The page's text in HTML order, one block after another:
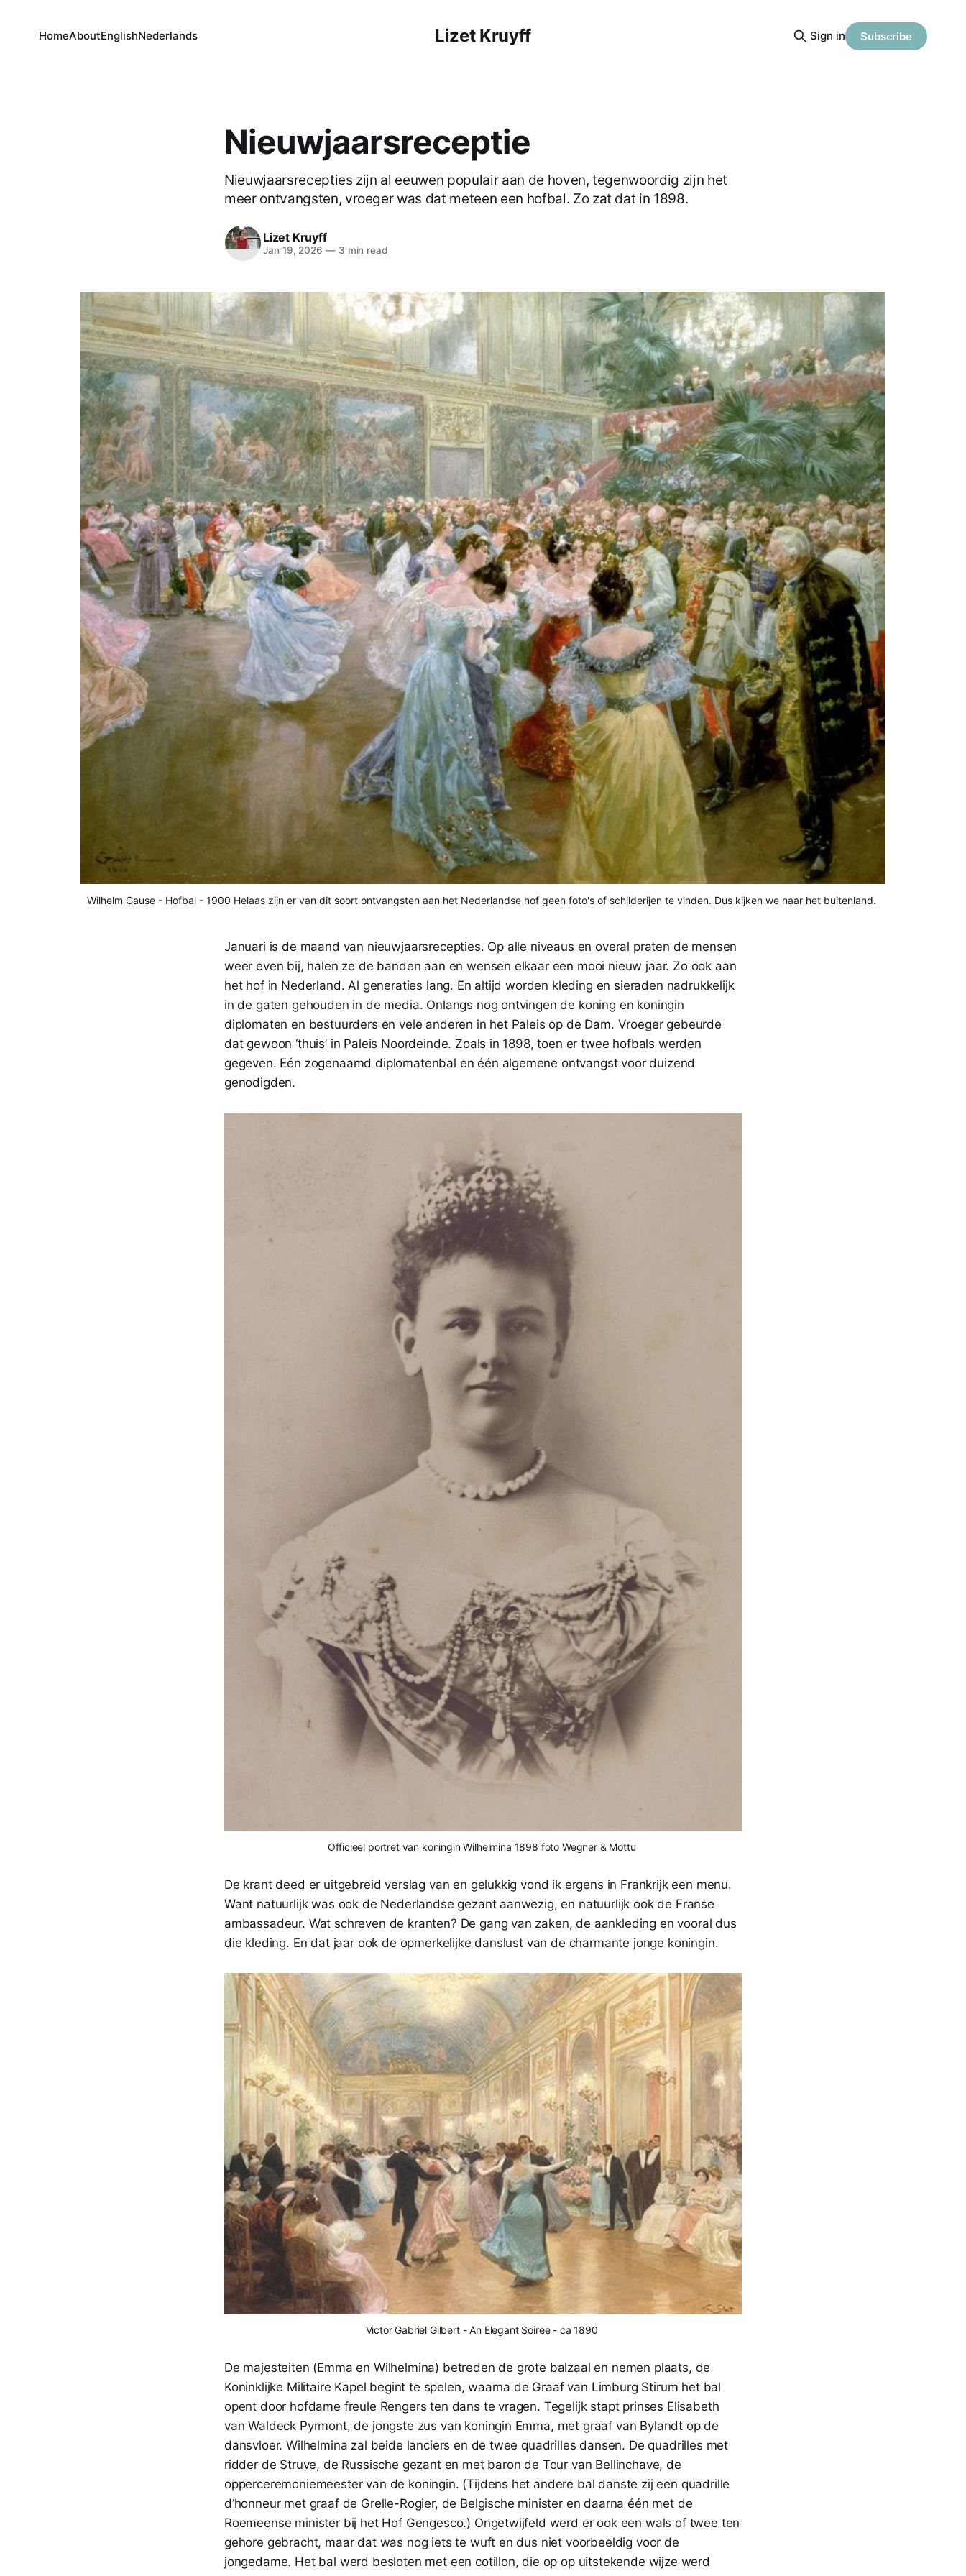
Lizet Kruyff
HomeAboutEnglishNederlands Sign in Subscribe
Nieuwjaarsreceptie
Nieuwjaarsrecepties zijn al eeuwen populair aan de hoven, tegenwoordig zijn het
meer ontvangsten, vroeger was dat meteen een hofbal. Zo zat dat in 1898.
Lizet Kruyff
Jan 19, 2026 —3 min read
Wilhelm Gause - Hofbal - 1900 Helaas zijn er van dit soort ontvangsten aan het Nederlandse hof geen foto's of schilderijen te vinden. Dus kijken we naar het buitenland.
Januari is de maand van nieuwjaarsrecepties. Op alle niveaus en overal praten de mensen
weer even bij, halen ze de banden aan en wensen elkaar een mooi nieuw jaar. Zo ook aan
het hof in Nederland. Al generaties lang. En altijd worden kleding en sieraden nadrukkelijk
in de gaten gehouden in de media. Onlangs nog ontvingen de koning en koningin
diplomaten en bestuurders en vele anderen in het Paleis op de Dam. Vroeger gebeurde
dat gewoon ‘thuis’ in Paleis Noordeinde. Zoals in 1898, toen er twee hofbals werden
gegeven. Eén zogenaamd diplomatenbal en één algemene ontvangst voor duizend
genodigden.
Officieel portret van koningin Wilhelmina 1898 foto Wegner & Mottu
De krant deed er uitgebreid verslag van en gelukkig vond ik ergens in Frankrijk een menu.
Want natuurlijk was ook de Nederlandse gezant aanwezig, en natuurlijk ook de Franse
ambassadeur. Wat schreven de kranten? De gang van zaken, de aankleding en vooral dus
die kleding. En dat jaar ook de opmerkelijke danslust van de charmante jonge koningin.
Victor Gabriel Gilbert - An Elegant Soiree - ca 1890
De majesteiten (Emma en Wilhelmina) betreden de grote balzaal en nemen plaats, de
Koninklijke Militaire Kapel begint te spelen, waarna de Graaf van Limburg Stirum het bal
opent door hofdame freule Rengers ten dans te vragen. Tegelijk stapt prinses Elisabeth
van Waldeck Pyrmont, de jongste zus van koningin Emma, met graaf van Bylandt op de
dansvloer. Wilhelmina zal beide lanciers en de twee quadrilles dansen. De quadrilles met
ridder de Struve, de Russische gezant en met baron de Tour van Bellinchave, de
opperceremoniemeester van de koningin. (Tijdens het andere bal danste zij een quadrille
d‘honneur met graaf de Grelle-Rogier, de Belgische minister en daarna één met de
Roemeense minister bij het Hof Gengesco.) Ongetwijfeld werd er ook een wals of twee ten
gehore gebracht, maar dat was nog iets te wuft en dus niet voorbeeldig voor de
jongedame. Het bal werd besloten met een cotillon, die op op uitstekende wijze werd